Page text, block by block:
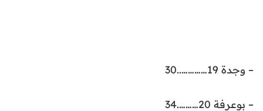
– وجدة 19…………..30
– بوعرفة 20……….34